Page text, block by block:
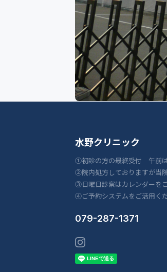
水野クリニック
①初診の方の最終受付 午前は
②院内処方しておりますが当
③日曜日診察はカレンダーを
④ご予約システムをご活用く
079-287-1371